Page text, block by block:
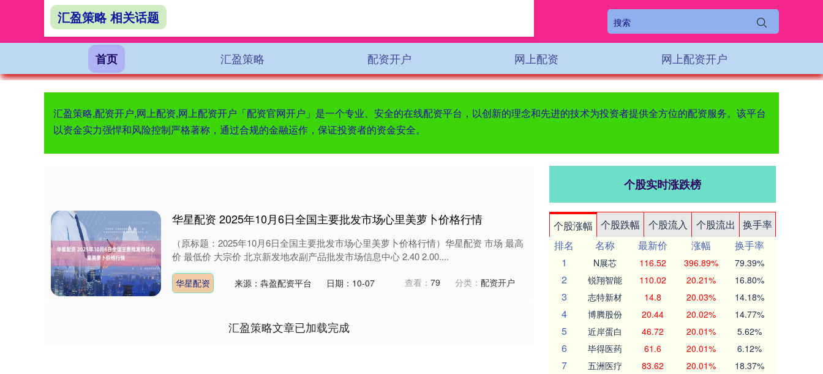
首页 汇盈策略 配资开户 网上配资 网上配资开户
汇盈策略,配资开户,网上配资,网上配资开户「配资官网开户」是一个专业、安全的在线配资平台，以创新的理念和先进的技术为投资者提供全方位的配资服务。该平台
以资金实力强悍和风险控制严格著称，通过合规的金融运作，保证投资者的资金安全。
汇盈策略 相关话题
华星配资 2025年10月6日全国主要批发市场心里美萝卜价格行情
（原标题：2025年10月6日全国主要批发市场心里美萝卜价格行情）华星配资 市场 最高
价 最低价 大宗价 北京新发地农副产品批发市场信息中心 2.40 2.00....
华星配资 来源：犇盈配资平台 日期：10-07 查看： 79 分类： 配资开户
汇盈策略文章已加载完成
个股实时涨跌榜
个股涨幅 个股跌幅 个股流入 个股流出
换手率
排名
名称 最新价 涨幅
换手率
1
N展芯 116.52 396.89% 79.39%
2 锐翔智能 110.02 20.21% 16.80%
3 志特新材 14.8 20.03% 14.18%
4 博腾股份 20.44 20.02% 14.77%
5 近岸蛋白 46.72 20.01% 5.62%
6 毕得医药 61.6 20.01% 6.12%
7 五洲医疗 83.62 20.01% 18.37%